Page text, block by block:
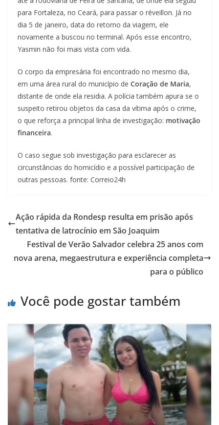
para Fortaleza, no Ceará, para passar o réveillon. Já no
dia 5 de janeiro, data do retorno da viagem, ele
novamente a buscou no terminal. Após esse encontro,
Yasmin não foi mais vista com vida.
O corpo da empresária foi encontrado no mesmo dia,
em uma área rural do município de Coração de Maria,
distante de onde ela residia. A polícia também apura se o
suspeito retirou objetos da casa da vítima após o crime,
o que reforça a principal linha de investigação: motivação
financeira.
O caso segue sob investigação para esclarecer as
circunstâncias do homicídio e a possível participação de
outras pessoas. fonte: Correio24h
Ação rápida da Rondesp resulta em prisão após
tentativa de latrocínio em São Joaquim
Festival de Verão Salvador celebra 25 anos com
nova arena, megaestrutura e experiência completa
para o público
Você pode gostar também